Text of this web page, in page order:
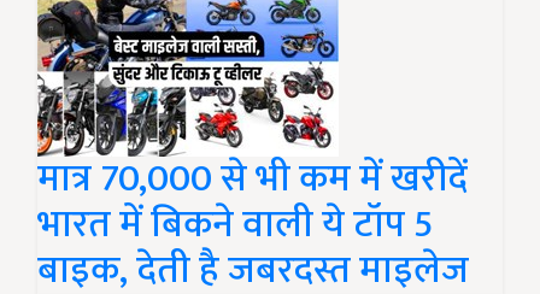
मात्र 70,000 से भी कम में खरीदें
भारत में बिकने वाली ये टॉप 5
बाइक, देती है जबरदस्त माइलेज